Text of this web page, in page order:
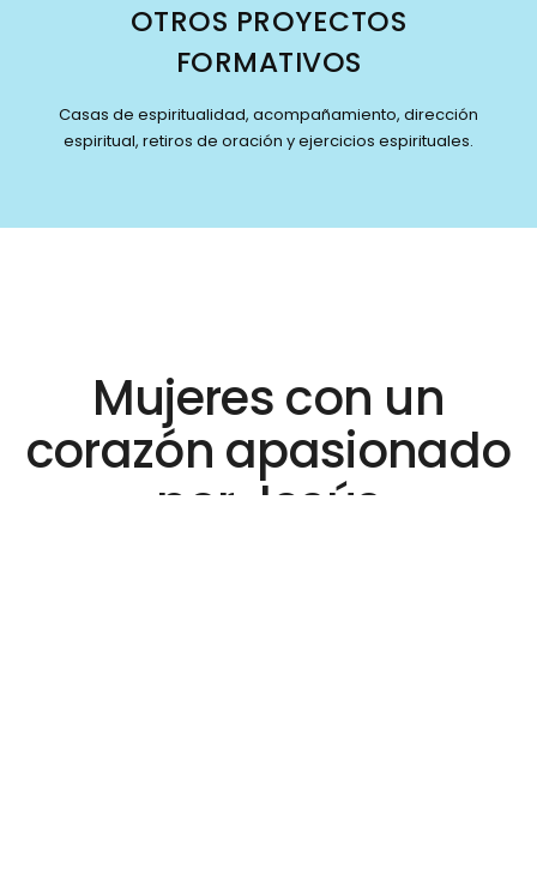
OTROS PROYECTOS
FORMATIVOS
Casas de espiritualidad, acompañamiento, dirección
espiritual, retiros de oración y ejercicios espirituales.
Mujeres con un
corazón apasionado
por Jesús